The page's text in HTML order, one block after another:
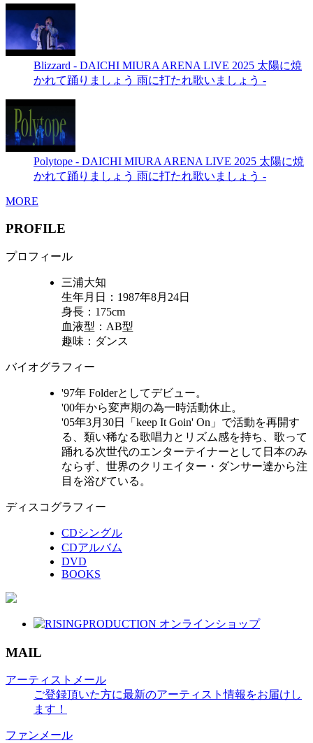
Blizzard - DAICHI MIURA ARENA LIVE 2025 太陽に焼
かれて踊りましょう 雨に打たれ歌いましょう -
Polytope - DAICHI MIURA ARENA LIVE 2025 太陽に焼
かれて踊りましょう 雨に打たれ歌いましょう -
MORE
PROFILE
プロフィール
三浦大知
生年月日：1987年8月24日
身長：175cm
血液型：AB型
趣味：ダンス
バイオグラフィー
'97年 Folderとしてデビュー。
'00年から変声期の為一時活動休止。
'05年3月30日「keep It Goin' On」で活動を再開す
る、類い稀なる歌唱力とリズム感を持ち、歌って
踊れる次世代のエンターテイナーとして日本のみ
ならず、世界のクリエイター・ダンサー達から注
目を浴びている。
ディスコグラフィー
CDシングル
CDアルバム
DVD
BOOKS
MAIL
アーティストメール
ご登録頂いた方に最新のアーティスト情報をお届けし
ます！
ファンメール